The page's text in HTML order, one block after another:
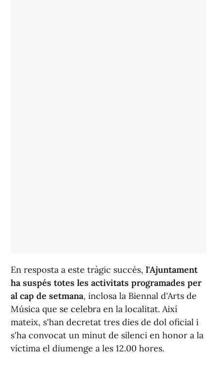
En resposta a este tràgic succés, l'Ajuntament
ha suspés totes les activitats programades per
al cap de setmana, inclosa la Biennal d'Arts de
Música que se celebra en la localitat. Així
mateix, s'han decretat tres dies de dol oficial i
s'ha convocat un minut de silenci en honor a la
víctima el diumenge a les 12.00 hores.